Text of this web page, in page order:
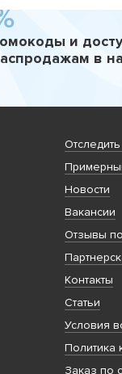
и
в
Новости
Вакансии
Отзывы
Контакты
Статьи
Условия
Политика
Заказ по